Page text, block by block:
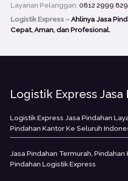
Layanan Pelanggan:0812 2999
Logistik Express –Ahlinya Jasa
Cepat, Aman, dan Profesional.
Logistik Express Jasa
Logistik Express Jasa Pindahan
Pindahan Kantor Ke Seluruh
Jasa Pindahan Termurah,
Pindahan Logistik Express